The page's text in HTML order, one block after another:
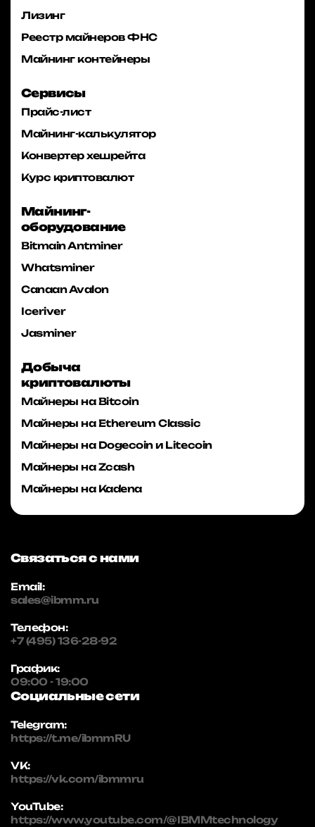
Лизинг
Реестр майнеров ФНС
Майнинг контейнеры
Сервисы
Прайс-лист
Майнинг-калькулятор
Конвертер хешрейта
Курс криптовалют
Майнинг-
оборудование
Bitmain Antminer
Whatsminer
Canaan Avalon
Iceriver
Jasminer
Добыча
криптовалюты
Майнеры на Bitcoin
Майнеры на Ethereum Classic
Майнеры на Dogecoin и Litecoin
Майнеры на Zcash
Майнеры на Kadena
Связаться с нами
Email:
sales@ibmm.ru
Телефон:
+7 (495) 136-28-92
График:
09:00 - 19:00
Социальные сети
Telegram:
https://t.me/ibmmRU
VK:
https://vk.com/ibmmru
YouTube:
https://www.youtube.com/@IBMMtechnology